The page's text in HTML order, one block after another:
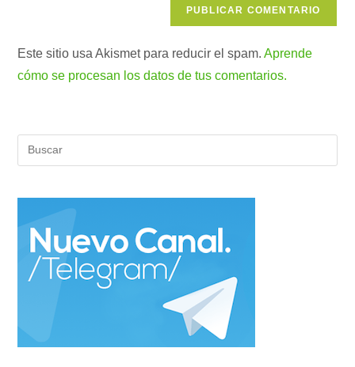
Este sitio usa Akismet para reducir el spam.Aprende
cómo se procesan los datos de tus comentarios.